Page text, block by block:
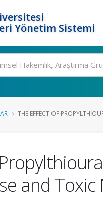
Yönetim Sistemi
THE EFFECT OF
and